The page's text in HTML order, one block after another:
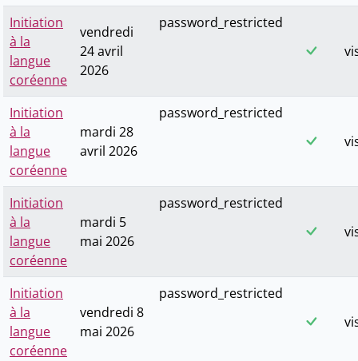
Initiation
à la
langue
coréenne
vendredi
24 avril
2026
password_restricted
Initiation
à la
langue
coréenne
mardi 28
avril 2026
password_restricted
Initiation
à la
langue
coréenne
mardi 5
mai 2026
password_restricted
Initiation
à la
langue
coréenne
vendredi 8
mai 2026
password_restricted